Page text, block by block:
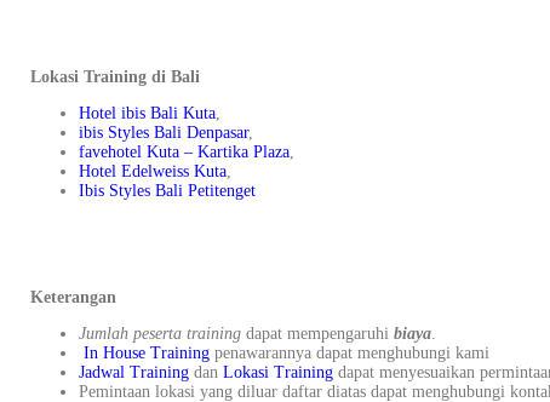
Lokasi Training di Bali
Hotel ibis Bali Kuta
ibis Styles Bali Denpasar,
favehotel Kuta – Kartika Plaza
Hotel Edelweiss Kuta
Ibis Styles Bali Petitenget
Keterangan
Jumlah peserta training dapat mempengaruhi biaya
In House Training penawarannya dapat menghubungi kami
Jadwal Training dan Lokasi Training dapat menyesuaikan
Pemintaan lokasi yang diluar daftar diatas dapat menghubungi